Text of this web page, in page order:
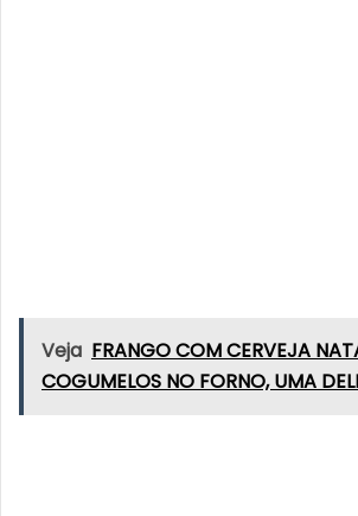
Veja FRANGO COM CERVEJA
COGUMELOS NO FORNO, UMA